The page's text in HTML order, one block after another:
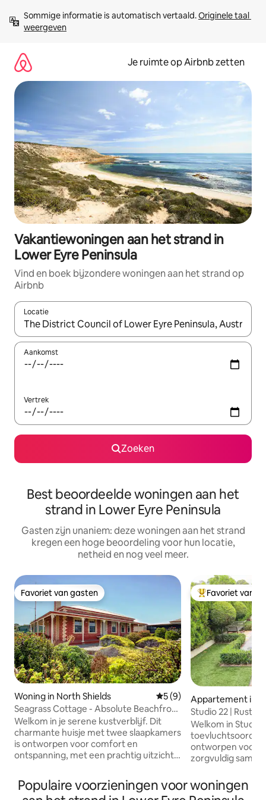
direct
naar
Sommige informatie is automatisch vertaald. Originele taal
weergeven
Je ruimte op Airbnb zetten
Vakantiewoningen aan het strand in
Lower Eyre Peninsula
Vind en boek bijzondere woningen aan het strand op
Airbnb
Locatie
Wanneer er suggesties beschikbaar zijn, maak je een keuze
Aankomst
Vertrek
Zoeken
Best beoordeelde woningen aan het
strand in Lower Eyre Peninsula
Gasten zijn unaniem: deze woningen aan het strand
kregen een hoge beoordeling voor hun locatie,
netheid en nog veel meer.
Favoriet van gasten
Favoriet van gasten
Woning in North Shields Gemiddelde beoordeling
5 (9)
Seagrass Cottage - Absolute Beachfront
Retreat
Welkom in je serene kustverblijf. Dit
charmante huisje met twee slaapkamers
is ontworpen voor comfort en
ontspanning, met een prachtig uitzicht
voorkant, waar je kunt genieten van je
kopje koffie in de ochtend of een glas
Topfavoriet van
Favoriet van
Appartement in
n
Studio 22 |
Welkom in Studio
toevluchtsoord
ontworpen voor
zorgvuldig
tuinen, biedt een
Toscaanse stijl en
Populaire voorzieningen voor woningen